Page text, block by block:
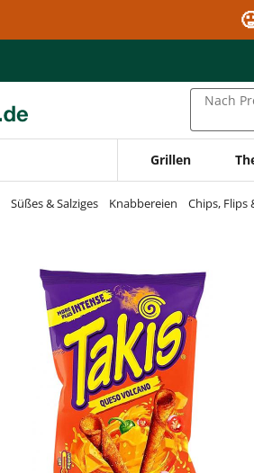
Nach
Grillen
Süßes & Salziges Knabbereien Chips, Flips